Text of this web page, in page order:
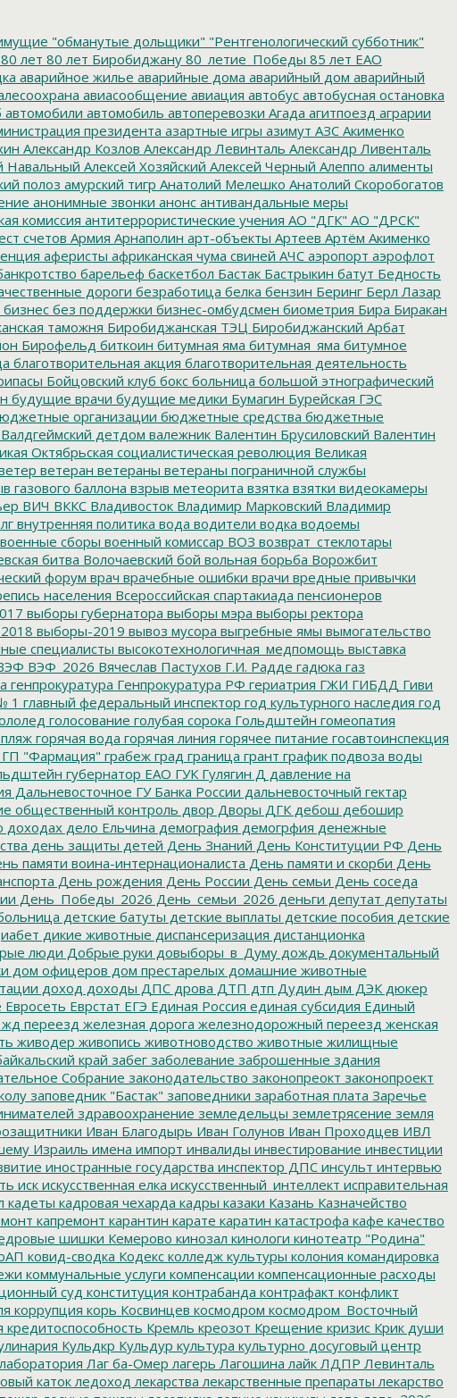
"обманутые дольщики" "Рентгенологический субботник"
80 лет 80 лет Биробиджану 80_летие_Победы 85 лет ЕАО
аварийное жилье аварийные дома аварийный дом аварийный
авиасообщение авиация автобус автобусная остановка
автомобили автомобиль автоперевозки Агада агитпоезд аграрии
президента азартные игры азимут АЗС Акименко
Александр Козлов Александр Левинталь Александр Ливенталь
Навальный Алексей Хозяйский Алексей Черный Алеппо алименты
полоз амурский тигр Анатолий Мелешко Анатолий Скоробогатов
анонимные звонки анонс антивандальные меры
комиссия антитеррористические учения АО "ДГК" АО "ДРСК"
счетов Армия Арнаполин арт-объекты Артеев Артём Акименко
аферисты африканская чума свиней АЧС аэропорт аэрофлот
барельеф баскетбол Бастак Бастрыкин батут Бедность
дороги безработица белка бензин Беринг Берл Лазар
бизнес без поддержки бизнес-омбудсмен биометрия Бира Биракан
таможня Биробиджанская ТЭЦ Биробиджанский Арбат
Бирофельд биткоин битумная яма битумная_яма битумное
благотворительная акция благотворительная деятельность
Бойцовский клуб бокс больница большой этнографический
будущие врачи будущие медики Бумагин Бурейская ГЭС
организации бюджетные средства бюджетные
Валдгеймский детдом валежник Валентин Брусиловский Валентин
Октябрьская социалистическая революция Великая
ветеран ветераны ветераны пограничной службы
газового баллона взрыв метеорита взятка взятки видеокамеры
ВИЧ ВККС Владивосток Владимир Марковский Владимир
внутренняя политика вода водители водка водоемы
военные сборы военный комиссар ВОЗ возврат_стеклотары
битва Волочаевский бой вольная борьба Ворожбит
форум врач врачебные ошибки врачи вредные привычки
населения Всероссийская спартакиада пенсионеров
выборы губернатора выборы мэра выборы ректора
выборы-2019 вывоз мусора выгребные ямы вымогательство
специалисты высокотехнологичная_медпомощь выставка
ВЭФ_2026 Вячеслав Пастухов Г.И. Радде гадюка газ
генпрокуратура Генпрокуратура РФ гериатрия ГЖИ ГИБДД Гиви
1 главный федеральный инспектор год культурного наследия год
голосование голубая сорока Гольдштейн гомеопатия
горячая вода горячая линия горячее питание госавтоинспекция
ГП "Фармация" грабеж град граница грант график подвоза воды
губернатор ЕАО ГУК Гулягин Д давление на
Дальневосточное ГУ Банка России дальневосточный гектар
общественный контроль двор Дворы ДГК дебош дебошир
доходах дело Ельчина демография демогрфия денежные
день защиты детей День Знаний День Конституции РФ День
памяти воина-интернационалиста День памяти и скорби День
День рождения День России День семьи День соседа
День_Победы_2026 День_семьи_2026 деньги депутат депутаты
детские батуты детские выплаты детские пособия детские
дикие животные диспансеризация дистанционка
люди Добрые руки довыборы_в_Думу дождь документальный
дом офицеров дом престарелых домашние животные
доход доходы ДПС дрова ДТП дтп Дудин дым ДЭК дюкер
Евросеть Еврстат ЕГЭ Единая Россия единая субсидия Единый
жд переезд железная дорога железнодорожный переезд женская
живодер живопись животноводство животные жилищные
край забег заболевание заброшенные здания
Собрание законодательство законопреокт законопроект
заповедник "Бастак" заповедники заработная плата Заречье
здравоохранение земледельцы землетрясение земля
Иван Благодырь Иван Голунов Иван Проходцев ИВЛ
Израиль имена импорт инвалиды инвестирование инвестиции
иностранные государства инспектор ДПС инсульт интервью
иск искусственная елка искусственный_интеллект исправительная
кадеты кадровая чехарда кадры казаки Казань Казначейство
капремонт карантин карате каратин катастрофа кафе качество
шишки Кемерово кинозал кинологи кинотеатр "Родина"
ковид-сводка Кодекс колледж культуры колония командировка
коммунальные услуги компенсации компенсационные расходы
суд конституция контрабанда контрафакт конфликт
коррупция корь Косвинцев космодром космодром_Восточный
кредитоспособность Кремль креозот Крещение кризис Крик души
Кульдкр Кульдур культура культурно досуговый центр
лаборатория Лаг ба-Омер лагерь Лагошина лайк ЛДПР Левинталь
каток ледоход лекарства лекарственные препараты лекарство